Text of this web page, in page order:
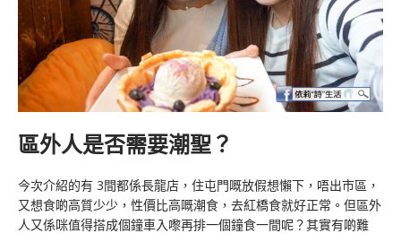
區外人是否需要潮聖？
今次介紹的有 3間都係長龍店，住屯門嘅放假想懶下，唔出市區，
又想食啲高質少少，性價比高嘅潮食，去紅橋食就好正常。但區外
人又係咪值得搭成個鐘車入嚟再排一個鐘食一間呢？其實有啲難